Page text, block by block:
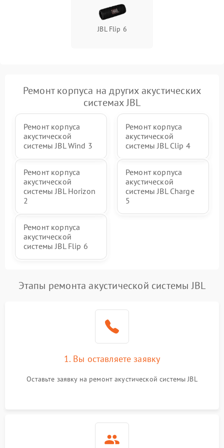
JBL Flip 6
Ремонт корпуса на других акустических
системах JBL
Ремонт корпуса
акустической
системы JBL Wind 3
Ремонт корпуса
акустической
системы JBL Clip 4
Ремонт корпуса
акустической
системы JBL Horizon
2
Ремонт корпуса
акустической
системы JBL Charge
5
Ремонт корпуса
акустической
системы JBL Flip 6
Этапы ремонта акустической системы JBL
1. Вы оставляете заявку
Оставьте заявку на ремонт акустической системы JBL